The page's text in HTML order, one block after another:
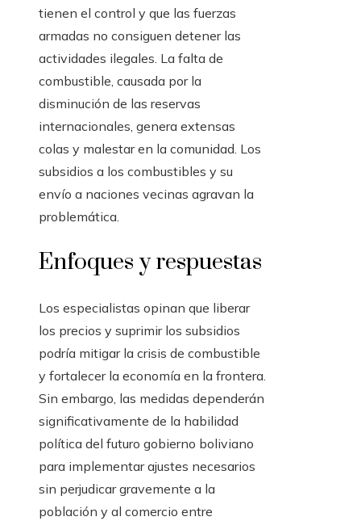
tienen el control y que las fuerzas
armadas no consiguen detener las
actividades ilegales. La falta de
combustible, causada por la
disminución de las reservas
internacionales, genera extensas
colas y malestar en la comunidad. Los
subsidios a los combustibles y su
envío a naciones vecinas agravan la
problemática.
Enfoques y respuestas
Los especialistas opinan que liberar
los precios y suprimir los subsidios
podría mitigar la crisis de combustible
y fortalecer la economía en la frontera.
Sin embargo, las medidas dependerán
significativamente de la habilidad
política del futuro gobierno boliviano
para implementar ajustes necesarios
sin perjudicar gravemente a la
población y al comercio entre